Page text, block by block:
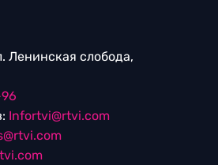
Ленинская слобода,
Infortvi@rtvi.com